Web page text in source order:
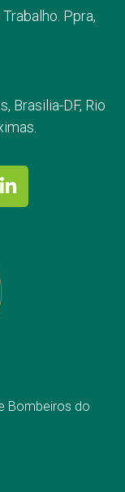
Ppra,
Brasilia-DF, Rio
Bombeiros do